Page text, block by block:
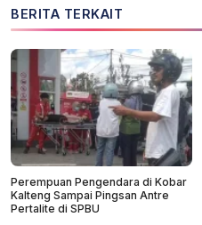
BERITA TERKAIT
Perempuan Pengendara di Kobar
Kalteng Sampai Pingsan Antre
Pertalite di SPBU